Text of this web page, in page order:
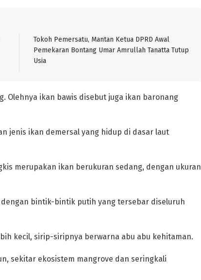
Tokoh Pemersatu, Mantan Ketua DPRD Awal
Pemekaran Bontang Umar Amrullah Tanatta Tutup
Usia
Olehnya ikan bawis disebut juga ikan baronang
jenis ikan demersal yang hidup di dasar laut
merupakan ikan berukuran sedang, dengan ukuran
bintik-bintik putih yang tersebar diseluruh
kecil, sirip-siripnya berwarna abu abu kehitaman.
sekitar ekosistem mangrove dan seringkali